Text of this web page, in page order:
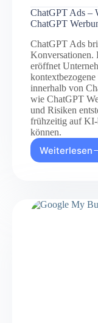
ChatGPT Ads –
ChatGPT
ChatGPT Ads
Konversationen.
eröffnet
innerhalb von
wie ChatGPT
und Risiken
frühzeitig auf KI-
können.
Weiterlesen